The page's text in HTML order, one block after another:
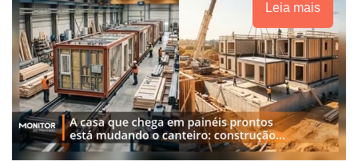
Leia mais